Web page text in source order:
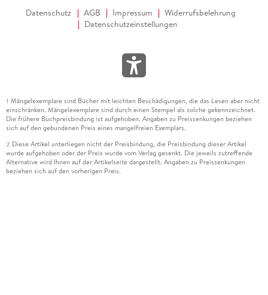
Datenschutz AGB Impressum
Widerrufsbelehrung
Datenschutzeinstellungen
1 Mängelexemplare sind Bücher mit leichten Beschädigungen, die das Lesen aber nicht
einschränken. Mängelexemplare sind durch einen Stempel als solche gekennzeichnet.
Die frühere Buchpreisbindung ist aufgehoben. Angaben zu Preissenkungen beziehen
sich auf den gebundenen Preis eines mangelfreien Exemplars.
2 Diese Artikel unterliegen nicht der Preisbindung, die Preisbindung dieser Artikel
wurde aufgehoben oder der Preis wurde vom Verlag gesenkt. Die jeweils zutreffende
Alternative wird Ihnen auf der Artikelseite dargestellt. Angaben zu Preissenkungen
beziehen sich auf den vorherigen Preis.